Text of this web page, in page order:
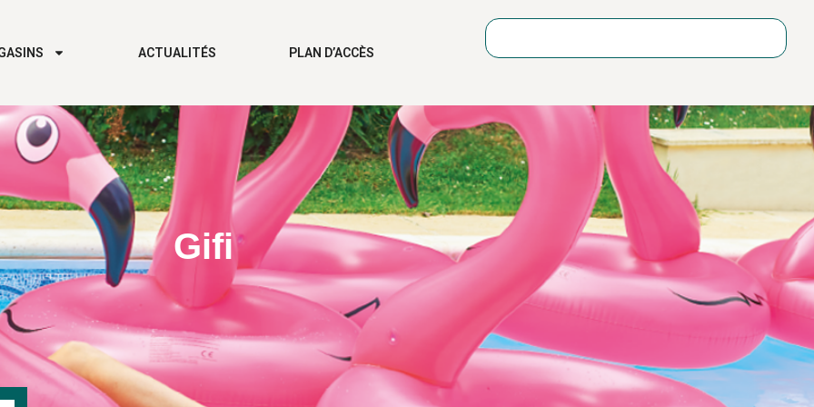
ACTUALITÉS PLAN D’ACCÈS
Gifi